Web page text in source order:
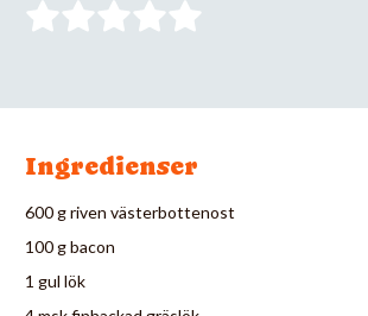
Ingredienser
600 g riven västerbottenost
100 g bacon
1 gul lök